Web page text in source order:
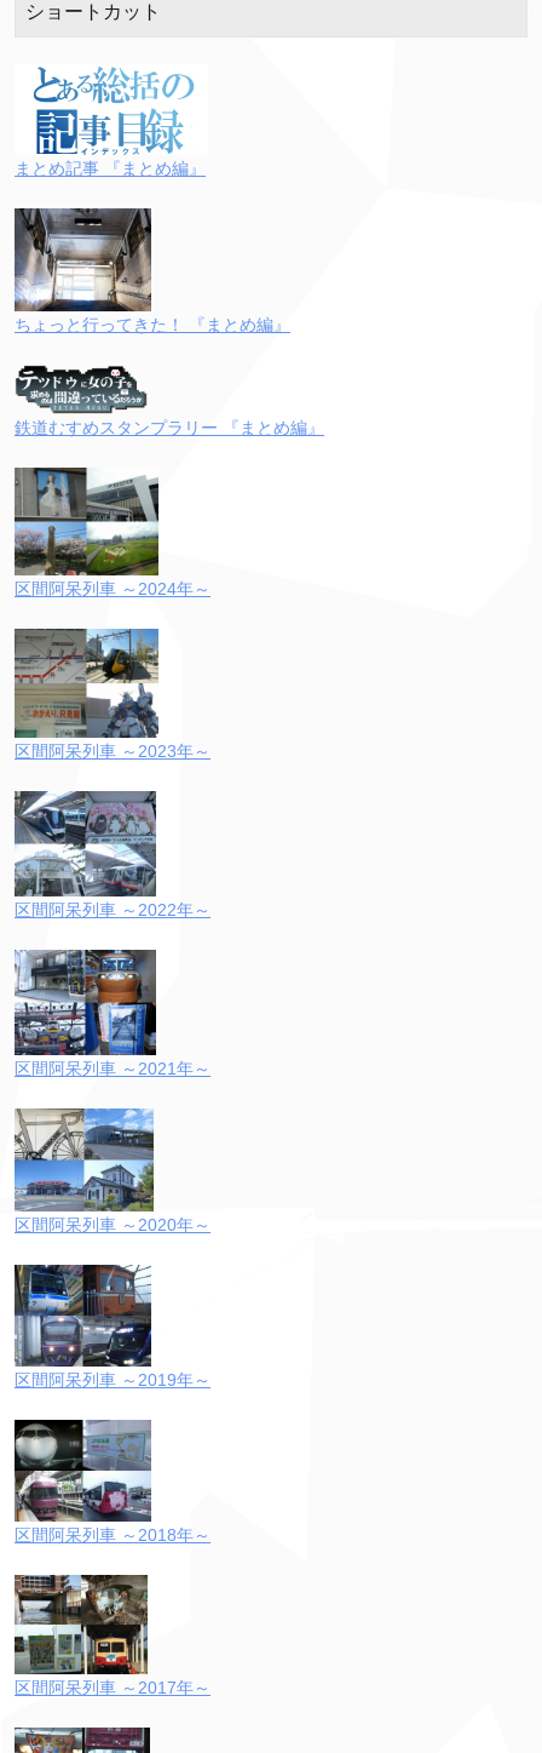
ショートカット
まとめ記事 『まとめ編』
ちょっと行ってきた！ 『まとめ編』
鉄道むすめスタンプラリー 『まとめ編』
区間阿呆列車 ～2024年～
区間阿呆列車 ～2023年～
区間阿呆列車 ～2022年～
区間阿呆列車 ～2021年～
区間阿呆列車 ～2020年～
区間阿呆列車 ～2019年～
区間阿呆列車 ～2018年～
区間阿呆列車 ～2017年～